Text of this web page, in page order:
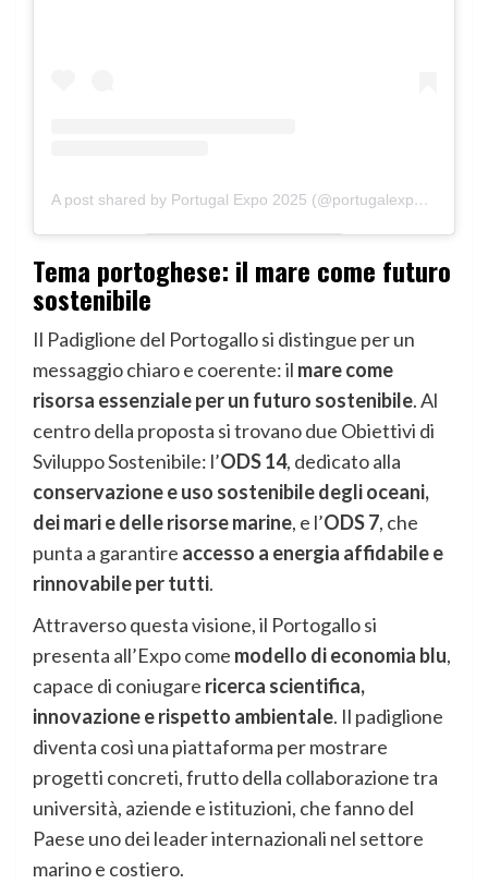
A post shared by Portugal Expo 2025 (@portugalexpo2025)
Tema portoghese: il mare come futuro
sostenibile
Il Padiglione del Portogallo si distingue per un
messaggio chiaro e coerente: il mare come
risorsa essenziale per un futuro sostenibile. Al
centro della proposta si trovano due Obiettivi di
Sviluppo Sostenibile: l’ODS 14, dedicato alla
conservazione e uso sostenibile degli oceani,
dei mari e delle risorse marine, e l’ODS 7, che
punta a garantire accesso a energia affidabile e
rinnovabile per tutti.
Attraverso questa visione, il Portogallo si
presenta all’Expo come modello di economia blu,
capace di coniugare ricerca scientifica,
innovazione e rispetto ambientale. Il padiglione
diventa così una piattaforma per mostrare
progetti concreti, frutto della collaborazione tra
università, aziende e istituzioni, che fanno del
Paese uno dei leader internazionali nel settore
marino e costiero.